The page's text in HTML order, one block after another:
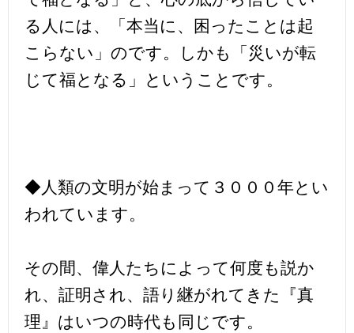
る人には、「本当に、困ったことは起
こらない」のです。しかも「災いが転
じて福となる」ということです。
◆人類の文明が始まって３０００年とい
われています。
その間、偉人たちによって何度も説か
れ、証明され、語り継がれてきた『真
理』はいつの時代も同じです。